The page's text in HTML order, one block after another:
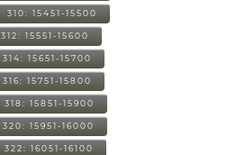
310: 15451-15500
312: 15551-15600
314: 15651-15700
316: 15751-15800
318: 15851-15900
320: 15951-16000
322: 16051-16100